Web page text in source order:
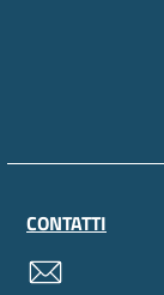
CONTATTI